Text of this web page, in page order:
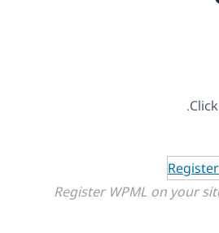
Register WPML on your